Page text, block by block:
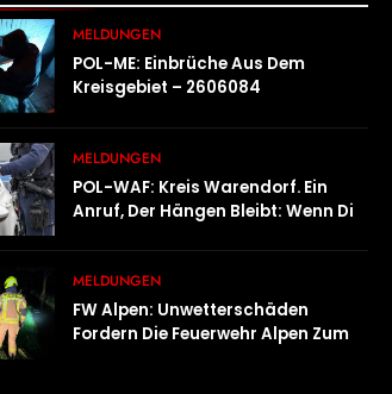
MELDUNGEN
POL-ME: Einbrüche Aus Dem
Kreisgebiet – 2606084
MELDUNGEN
POL-WAF: Kreis Warendorf. Ein
Anruf, Der Hängen Bleibt: Wenn Die
Wieder Einholt
MELDUNGEN
FW Alpen: Unwetterschäden
Fordern Die Feuerwehr Alpen Zum